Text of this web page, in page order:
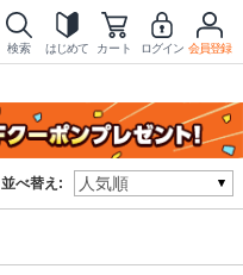
検索 はじめて カート ログイン 会員登録
並べ替え: